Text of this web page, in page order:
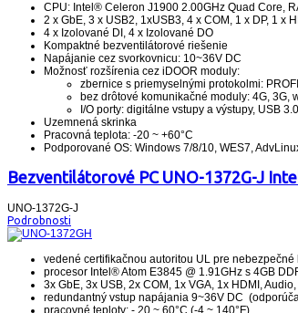
CPU: Intel® Celeron J1900 2.00GHz Quad Core,
2 x GbE, 3 x USB2, 1xUSB3, 4 x COM, 1 x DP, 1 x
4 x Izolované DI, 4 x Izolované DO
Kompaktné bezventilátorové riešenie
Napájanie cez svorkovnicu: 10~36V DC
Možnosť rozšírenia cez iDOOR moduly:
zbernice s priemyselnými protokolmi:
bez drôtové komunikačné moduly: 4G, 3G,
I/O porty: digitálne vstupy a výstupy, USB
Uzemnená skrinka
Pracovná teplota: -20 ~ +60°C
Podporované OS: Windows 7/8/10, WES7,
Bezventilátorové PC UNO-1372G-J
UNO-1372G-J
Podrobnosti
vedené certifikačnou autoritou UL pre nebezpečné
procesor Intel® Atom E3845 @ 1.91GHz s 4GB
3x GbE, 3x USB, 2x COM, 1x VGA, 1x HDMI,
redundantný vstup napájania 9~36V DC
pracovné teploty: - 20 ~ 60°C (-4 ~ 140°F)